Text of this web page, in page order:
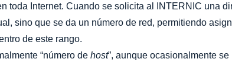
toda Internet. Cuando se solicita al INTERNIC una
sino que se da un número de red, permitiendo
de este rango.
“número de host”, aunque ocasionalmente